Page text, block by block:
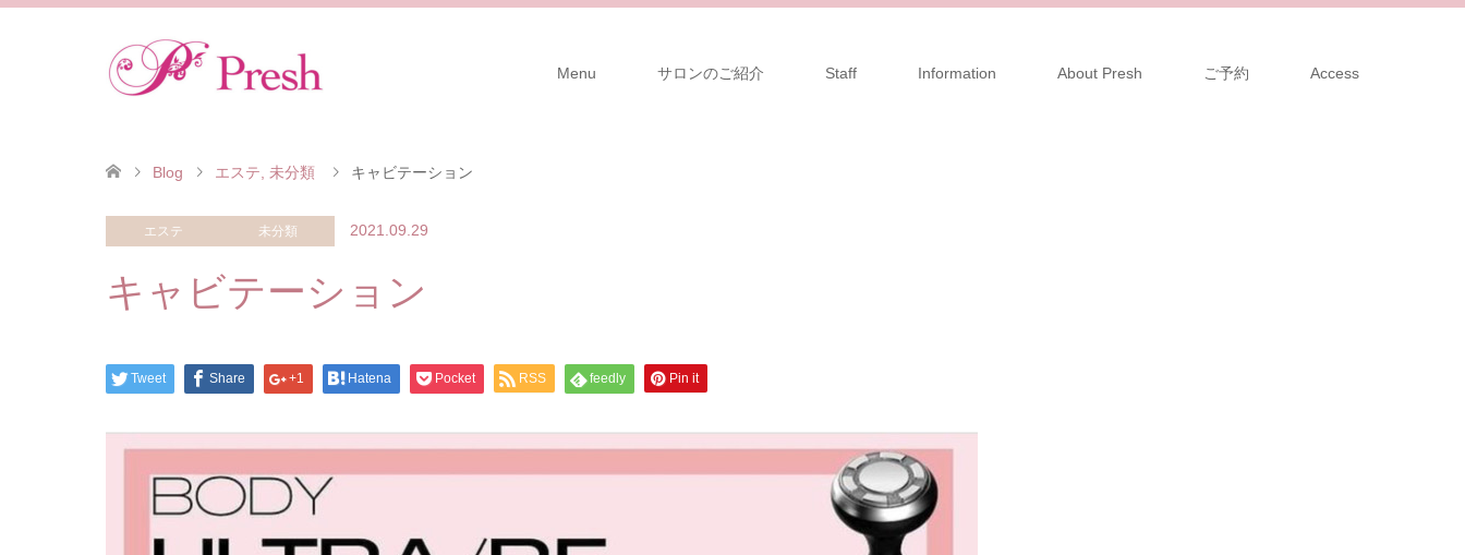
Menu サロンのご紹介 Staff Information About Presh ご予約 Access
Blog エステ 未分類 キャビテーション
エステ 未分類 2021.09.29
キャビテーション
Tweet Share +1 Hatena Pocket RSS feedly Pin it